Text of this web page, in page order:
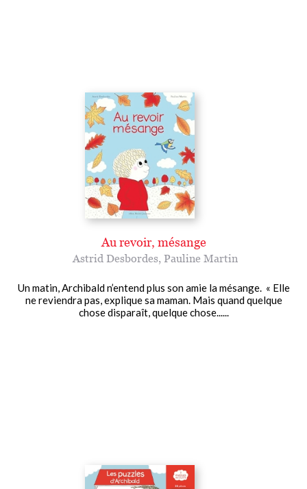
Au revoir, mésange
Astrid Desbordes, Pauline Martin
Un matin, Archibald n’entend plus son amie la mésange. « Elle
ne reviendra pas, explique sa maman. Mais quand quelque
chose disparaît, quelque chose......